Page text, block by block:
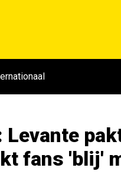
Levante
fans 'blij'